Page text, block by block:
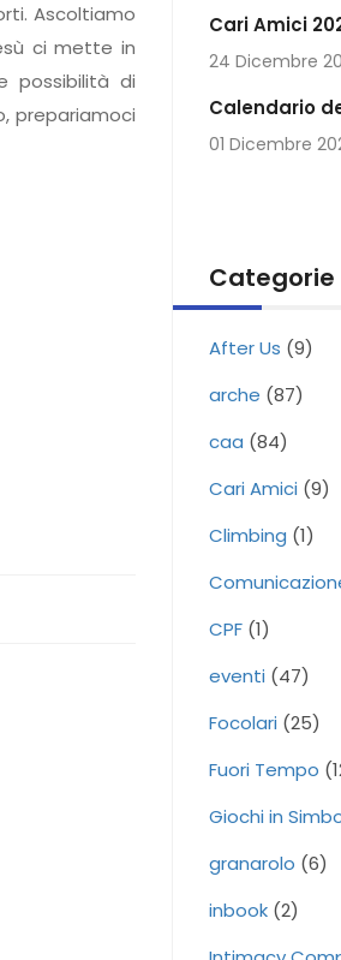
Ascoltiamo
ci mette in
possibilità di
prepariamoci
Cari Amici
24 Dicembre
Calendario
01 Dicembre
Categorie
After Us (9)
arche (87)
caa (84)
Cari Amici (9)
Climbing (1)
CPF (1)
eventi (47)
Focolari (25)
Fuori Tempo
Giochi in
granarolo (6)
inbook (2)